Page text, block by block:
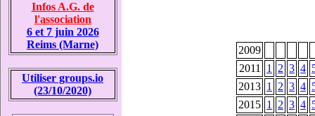
Infos A.G. de
l'association
6 et 7 juin 2026
Reims (Marne)
Utiliser groups.io
(23/10/2020)
2009
2011
1 2 3 4
2013 1 2 3 4
2015 1 2 3 4